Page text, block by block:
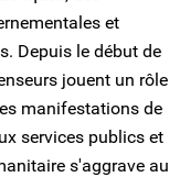
et
Depuis le début de
jouent un rôle
manifestations de
services publics et
s'aggrave au